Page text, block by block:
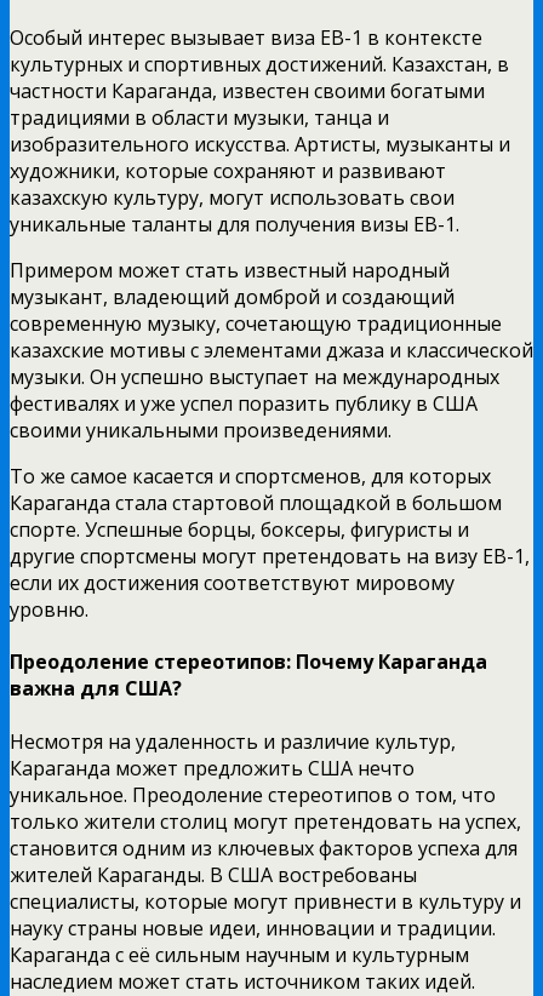
Особый интерес вызывает виза EB-1 в контексте
культурных и спортивных достижений. Казахстан, в
частности Караганда, известен своими богатыми
традициями в области музыки, танца и
изобразительного искусства. Артисты, музыканты и
художники, которые сохраняют и развивают
казахскую культуру, могут использовать свои
уникальные таланты для получения визы EB-1.
Примером может стать известный народный
музыкант, владеющий домброй и создающий
современную музыку, сочетающую традиционные
казахские мотивы с элементами джаза и классической
музыки. Он успешно выступает на международных
фестивалях и уже успел поразить публику в США
своими уникальными произведениями.
То же самое касается и спортсменов, для которых
Караганда стала стартовой площадкой в большом
спорте. Успешные борцы, боксеры, фигуристы и
другие спортсмены могут претендовать на визу EB-1,
если их достижения соответствуют мировому
уровню.
Преодоление стереотипов: Почему Караганда
важна для США?
Несмотря на удаленность и различие культур,
Караганда может предложить США нечто
уникальное. Преодоление стереотипов о том, что
только жители столиц могут претендовать на успех,
становится одним из ключевых факторов успеха для
жителей Караганды. В США востребованы
специалисты, которые могут привнести в культуру и
науку страны новые идеи, инновации и традиции.
Караганда с её сильным научным и культурным
наследием может стать источником таких идей.